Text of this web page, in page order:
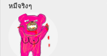
หมีจริงๆ